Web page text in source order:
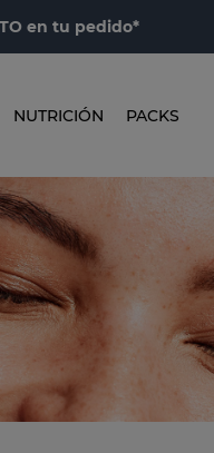
en tu pedido*
NUTRICIÓN PACKS